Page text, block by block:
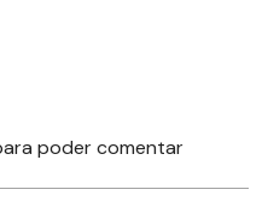
poder comentar